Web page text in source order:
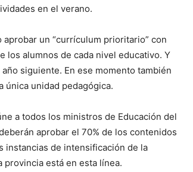
en el verano.
un “currículum prioritario” con
los alumnos de cada nivel educativo. Y
siguiente. En ese momento también
única unidad pedagógica.
a todos los ministros de Educación del
aprobar el 70% de los contenidos
instancias de intensificación de la
provincia está en esta línea.